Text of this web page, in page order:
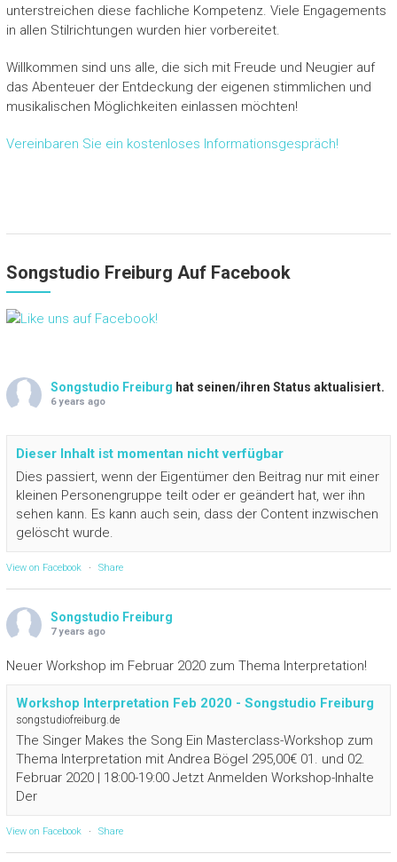
unterstreichen diese fachliche Kompetenz. Viele Engagements
in allen Stilrichtungen wurden hier vorbereitet.
Willkommen sind uns alle, die sich mit Freude und Neugier auf
das Abenteuer der Entdeckung der eigenen stimmlichen und
musikalischen Möglichkeiten einlassen möchten!
Vereinbaren Sie ein kostenloses Informationsgespräch!
Songstudio Freiburg Auf Facebook
Songstudio Freiburg hat seinen/ihren Status aktualisiert.
6 years ago
Dieser Inhalt ist momentan nicht verfügbar
Dies passiert, wenn der Eigentümer den Beitrag nur mit einer
kleinen Personengruppe teilt oder er geändert hat, wer ihn
sehen kann. Es kann auch sein, dass der Content inzwischen
gelöscht wurde.
View on Facebook · Share
Songstudio Freiburg
7 years ago
Neuer Workshop im Februar 2020 zum Thema Interpretation!
Workshop Interpretation Feb 2020 - Songstudio Freiburg
songstudiofreiburg.de
The Singer Makes the Song Ein Masterclass-Workshop zum
Thema Interpretation mit Andrea Bögel 295,00€ 01. und 02.
Februar 2020 | 18:00-19:00 Jetzt Anmelden Workshop-Inhalte
Der
View on Facebook · Share